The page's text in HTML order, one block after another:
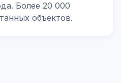
Более 20 000
объектов.